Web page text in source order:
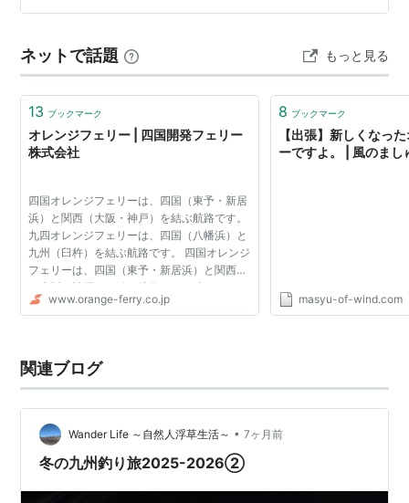
マンゴーヨーグルトも食べ納めか🥭 9時30分、HOTEL
ネットで話題 もっと見る
13 ブックマーク
オレンジフェリー | 四国開発フェリー
株式会社
四国オレンジフェリーは、四国（東予・新居
浜）と関西（大阪・神戸）を結ぶ航路です。
九四オレンジフェリーは、四国（八幡浜）と
九州（臼杵）を結ぶ航路です。 四国オレンジ
フェリーは、四国（東予・新居浜）と関西
（大阪・神戸）を結ぶ航路です。 九四オレン
ジフェリーは、四国（八幡浜）と九州（臼
www.orange-ferry.co.jp
8 ブックマーク
【出張】新しくなっ
ーですよ。 | 風のま
masyu-of-wind.com
関連ブログ
Wander Life ～自然人浮草生活～ • 7ヶ月前
冬の九州釣り旅2025-2026②